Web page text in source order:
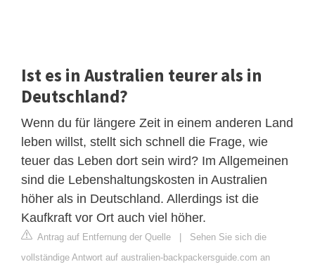
Ist es in Australien teurer als in
Deutschland?
Wenn du für längere Zeit in einem anderen Land
leben willst, stellt sich schnell die Frage, wie
teuer das Leben dort sein wird? Im Allgemeinen
sind die Lebenshaltungskosten in Australien
höher als in Deutschland. Allerdings ist die
Kaufkraft vor Ort auch viel höher.
Antrag auf Entfernung der Quelle
Sehen Sie sich die
vollständige Antwort auf australien-backpackersguide.com an